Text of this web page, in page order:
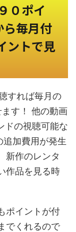
０ポイ
ら毎月付
ントで見
すれば毎月の
す！ 他の動画
ドの視聴可能な
加費用が発生
新作のレンタ
作品を見る時
ポイントが付
でくれるので